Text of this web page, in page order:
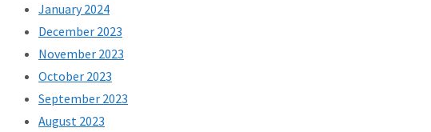
January 2024
December 2023
November 2023
October 2023
September 2023
August 2023